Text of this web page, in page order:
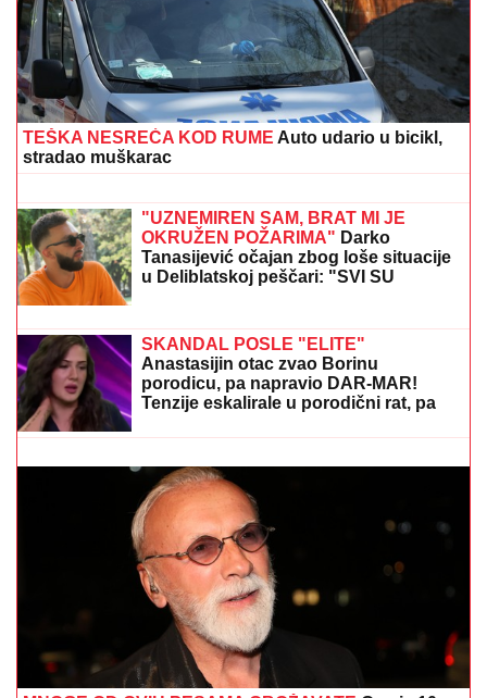
NAJVEĆA KUPOVINA REALA:Madriđani platili 125
miliona evra za fudbalsko čudo
MILICA NAMAMILA PEKARA (73)
ZBOG INTIMNIH ODNOSA, PA GA
ZVERSKI MUČILA DO SMRTI!
Otkrivamo detalje ubistva na
najgorim mukama dok su ga
osumnjičeni pljačkali
OVAJ FAKULTET JE ZAVRŠILA SARA
JOSada uživa na putovanjima sa
Aleksejem Bjelogrlićem, a nekada se
školovala i u Italiji - OVO joj je bio
TEŠKA NESREĆA KOD RUME
stradao muškarac
MEDVEDEV RAZAPEO TOKIO:
je vazal Amerike – nisu smeli ni da
kažu ko je bombardovao Hirošimu i
Nagasaki